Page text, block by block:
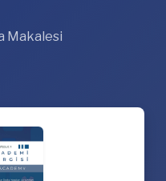
Makalesi